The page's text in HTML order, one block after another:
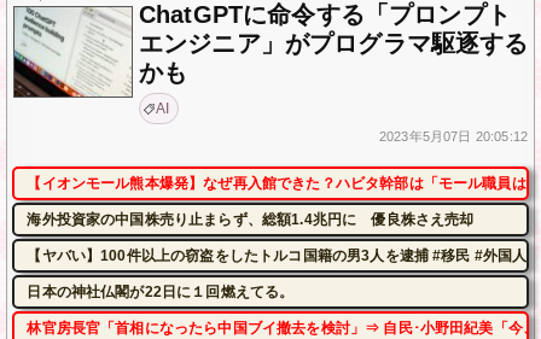
ChatGPTに命令する「プロンプト
エンジニア」がプログラマ駆逐する
かも
AI
2023年5月07日 20:05:12
【イオンモール熊本爆発】なぜ再入館できた？ハビタ幹部は「モール職員
海外投資家の中国株売り止まらず、総額1.4兆円に 優良株さえ売却
【ヤバい】100件以上の窃盗をしたトルコ国籍の男3人を逮捕 #移民 #外国人
日本の神社仏閣が22日に１回燃えてる。
林官房長官「首相になったら中国ブイ撤去を検討」⇒ 自民･小野田紀美「今